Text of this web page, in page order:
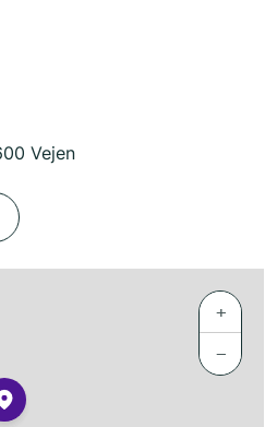
Vejen
+
−